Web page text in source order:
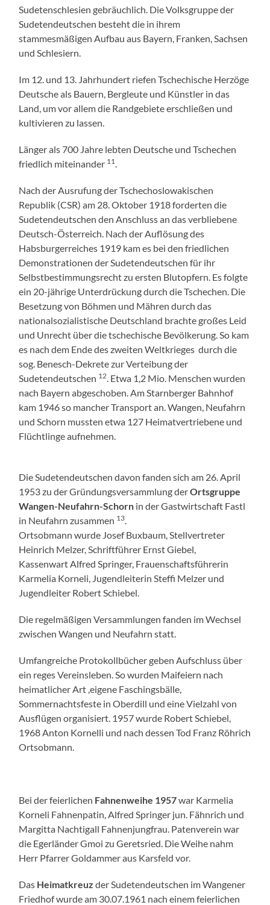
Sudetenschlesien gebräuchlich. Die Volksgruppe der
Sudetendeutschen besteht die in ihrem
stammesmäßigen Aufbau aus Bayern, Franken, Sachsen
und Schlesiern.
Im 12. und 13. Jahrhundert riefen Tschechische Herzöge
Deutsche als Bauern, Bergleute und Künstler in das
Land, um vor allem die Randgebiete erschließen und
kultivieren zu lassen.
Länger als 700 Jahre lebten Deutsche und Tschechen
friedlich miteinander 11
Nach der Ausrufung der Tschechoslowakischen
Republik (CSR) am 28. Oktober 1918 forderten die
Sudetendeutschen den Anschluss an das verbliebene
Deutsch-Österreich. Nach der Auflösung des
Habsburgerreiches 1919 kam es bei den friedlichen
Demonstrationen der Sudetendeutschen für ihr
Selbstbestimmungsrecht zu ersten Blutopfern. Es folgte
ein 20-jährige Unterdrückung durch die Tschechen. Die
Besetzung von Böhmen und Mähren durch das
nationalsozialistische Deutschland brachte großes Leid
und Unrecht über die tschechische Bevölkerung. So kam
es nach dem Ende des zweiten Weltkrieges durch die
sog. Benesch-Dekrete zur Verteibung der
Sudetendeutschen 12 . Etwa 1,2 Mio. Menschen wurden
nach Bayern abgeschoben. Am Starnberger Bahnhof
kam 1946 so mancher Transport an. Wangen, Neufahrn
und Schorn mussten etwa 127 Heimatvertriebene und
Flüchtlinge aufnehmen.
Die Sudetendeutschen davon fanden sich am 26. April
1953 zu der Gründungsversammlung derOrtsgruppe
Wangen-Neufahrn-Schorn in der Gastwirtschaft Fastl
in Neufahrn zusammen 13
Ortsobmann wurde Josef Buxbaum, Stellvertreter
Heinrich Melzer, Schriftführer Ernst Giebel,
Kassenwart Alfred Springer, Frauenschaftsführerin
Karmelia Korneli, Jugendleiterin Steffi Melzer und
Jugendleiter Robert Schiebel.
Die regelmäßigen Versammlungen fanden im Wechsel
zwischen Wangen und Neufahrn statt.
Umfangreiche Protokollbücher geben Aufschluss über
ein reges Vereinsleben. So wurden Maifeiern nach
heimatlicher Art ,eigene Faschingsbälle,
Sommernachtsfeste in Oberdill und eine Vielzahl von
Ausflügen organisiert. 1957 wurde Robert Schiebel,
1968 Anton Kornelli und nach dessen Tod Franz Röhrich
Ortsobmann.
Bei der feierlichen Fahnenweihe 1957war Karmelia
Korneli Fahnenpatin, Alfred Springer jun. Fähnrich und
Margitta Nachtigall Fahnenjungfrau. Patenverein war
die Egerländer Gmoi zu Geretsried. Die Weihe nahm
Herr Pfarrer Goldammer aus Karsfeld vor.
Das Heimatkreuzder Sudetendeutschen im Wangener
Friedhof wurde am 30.07.1961 nach einem feierlichen